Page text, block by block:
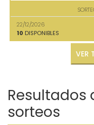
22/12/2026
10 DISPONIBLES
Resultados
sorteos